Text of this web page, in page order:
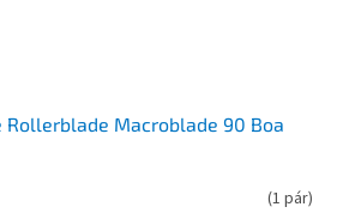
Rollerblade Macroblade 90 Boa
(1 pár)